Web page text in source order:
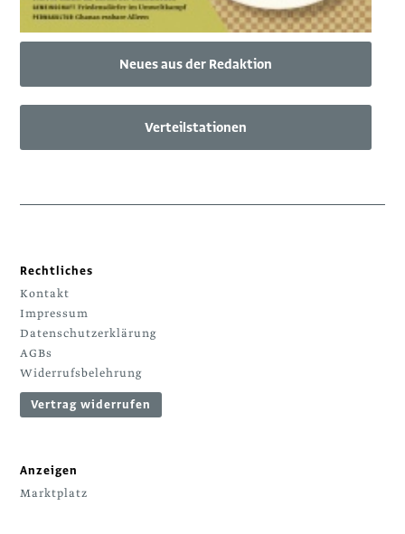
Neues aus der Redaktion
Verteilstationen
Rechtliches
Kontakt
Impressum
Datenschutzerklärung
AGBs
Widerrufsbelehrung
Vertrag widerrufen
Anzeigen
Marktplatz